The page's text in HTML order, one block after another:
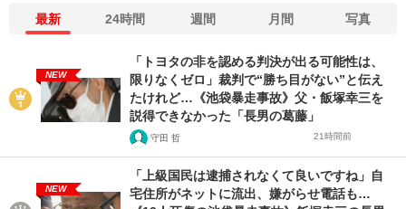
最新 24時間 週間 月間 写真
NEW
「トヨタの非を認める判決が出る可能性は、
限りなくゼロ」裁判で“勝ち目がない”と伝え
たけれど…《池袋暴走事故》父・飯塚幸三を
説得できなかった「長男の葛藤」
守田 哲 21時間前
NEW
「上級国民は逮捕されなくて良いですね」自
宅住所がネットに流出、嫌がらせ電話も…